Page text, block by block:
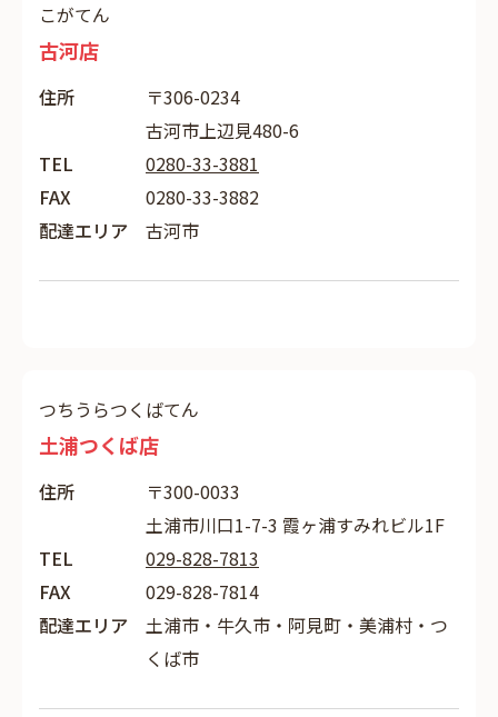
こがてん
古河店
住所
〒306-0234
古河市上辺見480-6
TEL
0280-33-3881
FAX
0280-33-3882
配達エリア
古河市
つちうらつくばてん
土浦つくば店
住所
〒300-0033
土浦市川口1-7-3 霞ヶ浦すみれビル1F
TEL
029-828-7813
FAX
029-828-7814
配達エリア
土浦市・牛久市・阿見町・美浦村・つ
くば市